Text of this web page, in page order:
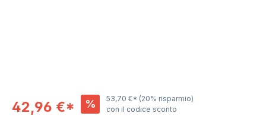
42,96 €* % 53,70 €* (20% risparmio)
con il codice sconto